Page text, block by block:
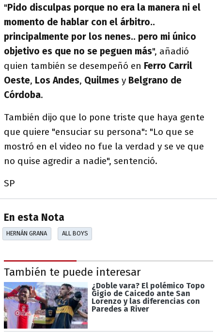
"Pido disculpas porque no era la manera ni el
momento de hablar con el árbitro..
principalmente por los nenes.. pero mi único
objetivo es que no se peguen más", añadió
quien también se desempeñó en Ferro Carril
Oeste, Los Andes, Quilmes y Belgrano de
Córdoba.
También dijo que lo pone triste que haya gente
que quiere "ensuciar su persona": "Lo que se
mostró en el video no fue la verdad y se ve que
no quise agredir a nadie", sentenció.
SP
En esta Nota
HERNÁN GRANA ALL BOYS
También te puede interesar
¿Doble vara? El polémico Topo
Gigio de Caicedo ante San
Lorenzo y las diferencias con
Paredes a River